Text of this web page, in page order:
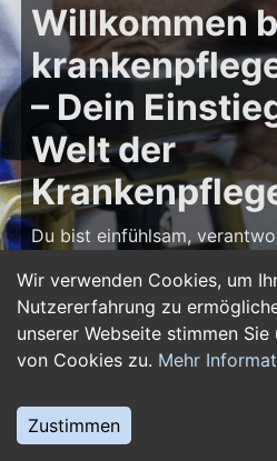
Wir verwenden Cookies, um
Nutzererfahrung zu
unserer Webseite stimmen
von Cookies zu. Mehr
Zustimmen
Willkommen
– Dein
Welt der
Du bist einfühlsam,
Beruf machen? Dann bist du
krankenpflegerjobs.com
findest du zahlreiche
Ausbildungsplätze und Jobs
Krankenpflegern über
hin zu Leitungsposten in